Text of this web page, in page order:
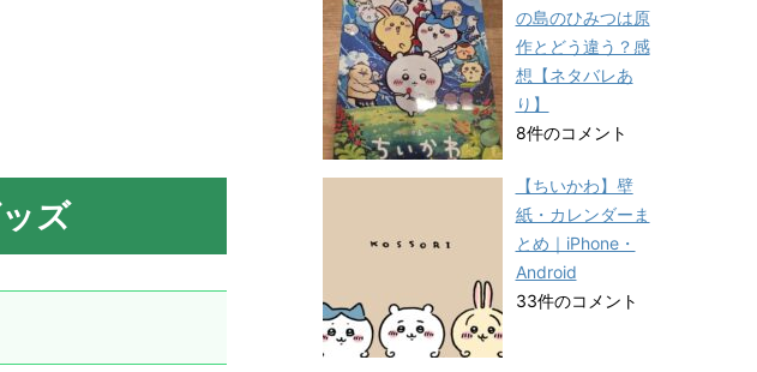
ズ
の島のひみつは原
作とどう違う？感
想【ネタバレあ
り】
8件のコメント
【ちいかわ】壁
紙・カレンダーま
とめ｜iPhone・
Android
33件のコメント